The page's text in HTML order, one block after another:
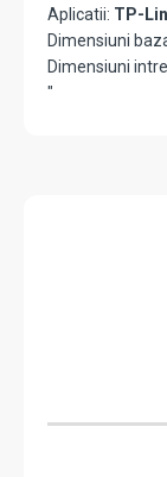
Aplicatii: TP-
Dimensiuni
Dimensiuni
"